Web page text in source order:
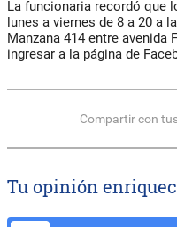
La funcionaria recordó que
lunes a viernes de 8 a 20 a
Manzana 414 entre avenida
ingresar a la página de
Compartir con
Tu opinión